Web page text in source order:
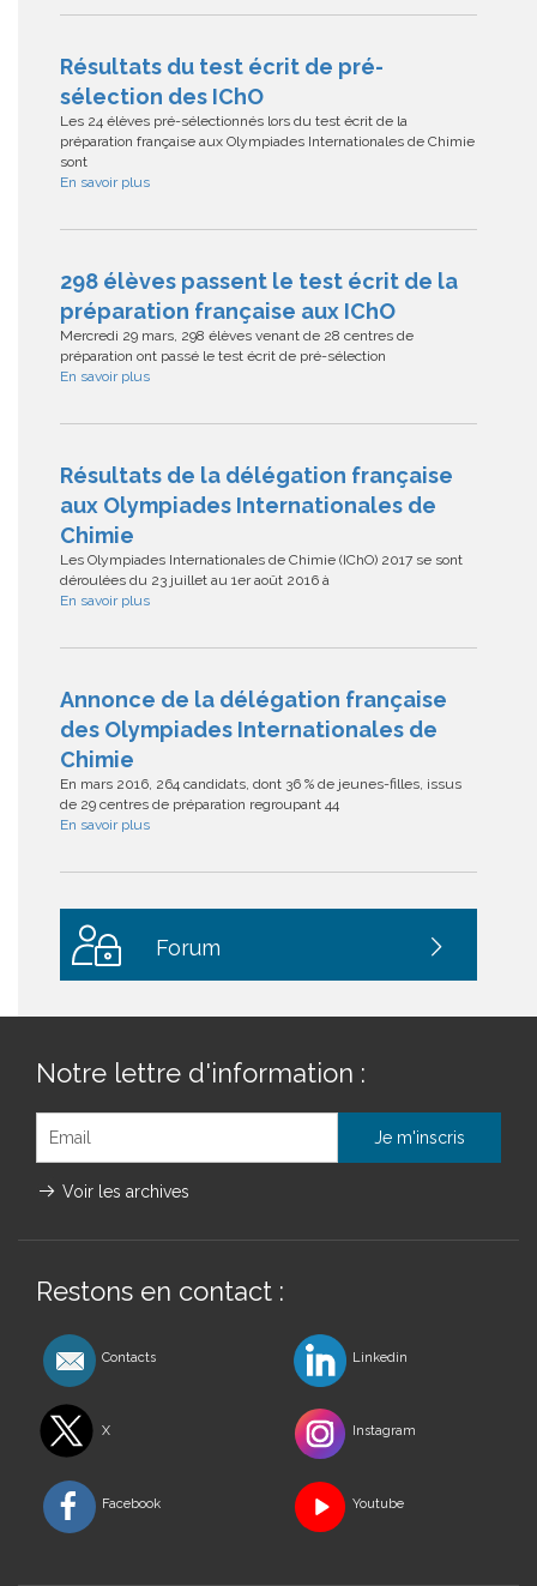
Résultats du test écrit de pré-
sélection des IChO
Les 24 élèves pré-sélectionnés lors du test écrit de la
préparation française aux Olympiades Internationales de Chimie
sont
En savoir plus
298 élèves passent le test écrit de la
préparation française aux IChO
Mercredi 29 mars, 298 élèves venant de 28 centres de
préparation ont passé le test écrit de pré-sélection
En savoir plus
Résultats de la délégation française
aux Olympiades Internationales de
Chimie
Les Olympiades Internationales de Chimie (IChO) 2017 se sont
déroulées du 23 juillet au 1er août 2016 à
En savoir plus
Annonce de la délégation française
des Olympiades Internationales de
Chimie
En mars 2016, 264 candidats, dont 36 % de jeunes-filles, issus
de 29 centres de préparation regroupant 44
En savoir plus
Forum
Notre lettre d'information :
Voir les archives
Restons en contact :
Contacts Linkedin
X Instagram
Facebook Youtube